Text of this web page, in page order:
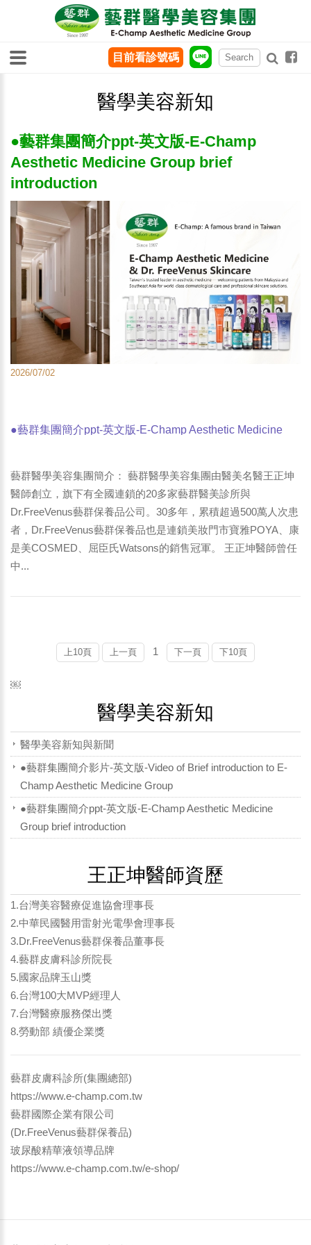
醫學美容新知
●藝群集團簡介ppt-英文版-E-Champ
Aesthetic Medicine Group brief
introduction
2026/07/02
●藝群集團簡介ppt-英文版-E-Champ Aesthetic Medicine
藝群醫學美容集團簡介： 藝群醫學美容集團由醫美名醫王正坤
醫師創立，旗下有全國連鎖的20多家藝群醫美診所與
Dr.FreeVenus藝群保養品公司。30多年，累積超過500萬人次患
者，Dr.FreeVenus藝群保養品也是連鎖美妝門市寶雅POYA、康
是美COSMED、屈臣氏Watsons的銷售冠軍。 王正坤醫師曾任
中...
上10頁 上一頁 1 下一頁 下10頁
￼
醫學美容新知
醫學美容新知與新聞
●藝群集團簡介影片-英文版-Video of Brief introduction to E-
Champ Aesthetic Medicine Group
●藝群集團簡介ppt-英文版-E-Champ Aesthetic Medicine
Group brief introduction
王正坤醫師資歷
1.台灣美容醫療促進協會理事長
2.中華民國醫用雷射光電學會理事長
3.Dr.FreeVenus藝群保養品董事長
4.藝群皮膚科診所院長
5.國家品牌玉山獎
6.台灣100大MVP經理人
7.台灣醫療服務傑出獎
8.勞動部 績優企業獎
藝群皮膚科診所(集團總部)
https://www.e-champ.com.tw
藝群國際企業有限公司
(Dr.FreeVenus藝群保養品)
玻尿酸精華液領導品牌
https://www.e-champ.com.tw/e-shop/
目前看診號碼